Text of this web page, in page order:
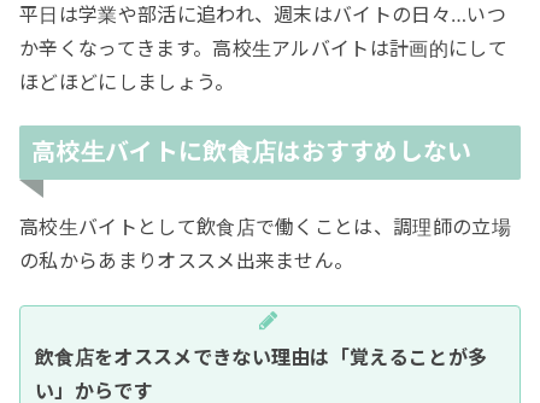
平日は学業や部活に追われ、週末はバイトの日々…いつ
か辛くなってきます。高校生アルバイトは計画的にして
ほどほどにしましょう。
高校生バイトに飲食店はおすすめしない
高校生バイトとして飲食店で働くことは、調理師の立場
の私からあまりオススメ出来ません。
飲食店をオススメできない理由は「覚えることが多
い」からです